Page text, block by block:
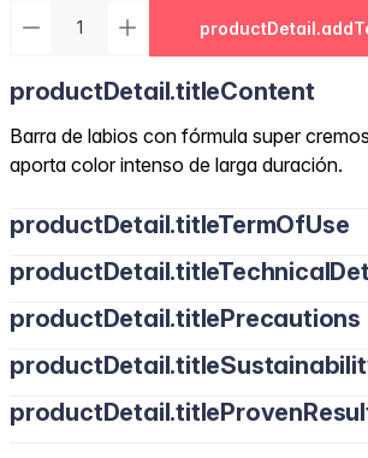
productDetail.titleContent
Barra de labios con fórmula super
aporta color intenso de larga duración.
productDetail.titleTermOfUse
productDetail.titlePrecautions
Solo para uso externo. En caso de irritación
Mantener fuera del alcance de los niños.